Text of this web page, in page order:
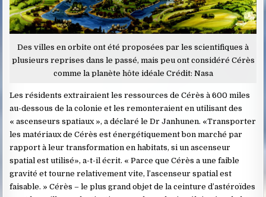
Des villes en orbite ont été proposées par les scientifiques à
plusieurs reprises dans le passé, mais peu ont considéré Cérès
comme la planète hôte idéale Crédit: Nasa
Les résidents extrairaient les ressources de Cérès à 600 miles
au-dessous de la colonie et les remonteraient en utilisant des
« ascenseurs spatiaux », a déclaré le Dr Janhunen. «Transporter
les matériaux de Cérès est énergétiquement bon marché par
rapport à leur transformation en habitats, si un ascenseur
spatial est utilisé», a-t-il écrit. « Parce que Cérès a une faible
gravité et tourne relativement vite, l’ascenseur spatial est
faisable. » Cérès – le plus grand objet de la ceinture d’astéroïdes